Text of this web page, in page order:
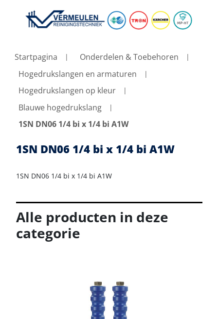
Startpagina
Onderdelen & Toebehoren
Hogedrukslangen en armaturen
Hogedrukslangen op kleur
Blauwe hogedrukslang
1SN DN06 1/4 bi x 1/4 bi A1W
1SN DN06 1/4 bi x 1/4 bi A1W
1SN DN06 1/4 bi x 1/4 bi A1W
Alle producten in deze
categorie